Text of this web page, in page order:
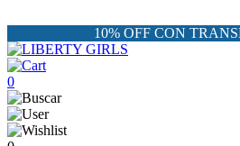
10% OFF CON
0